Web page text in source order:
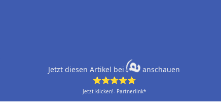
Jetzt diesen Artikel bei
anschauen
⭐⭐⭐⭐⭐
Jetzt klicken!- Partnerlink*